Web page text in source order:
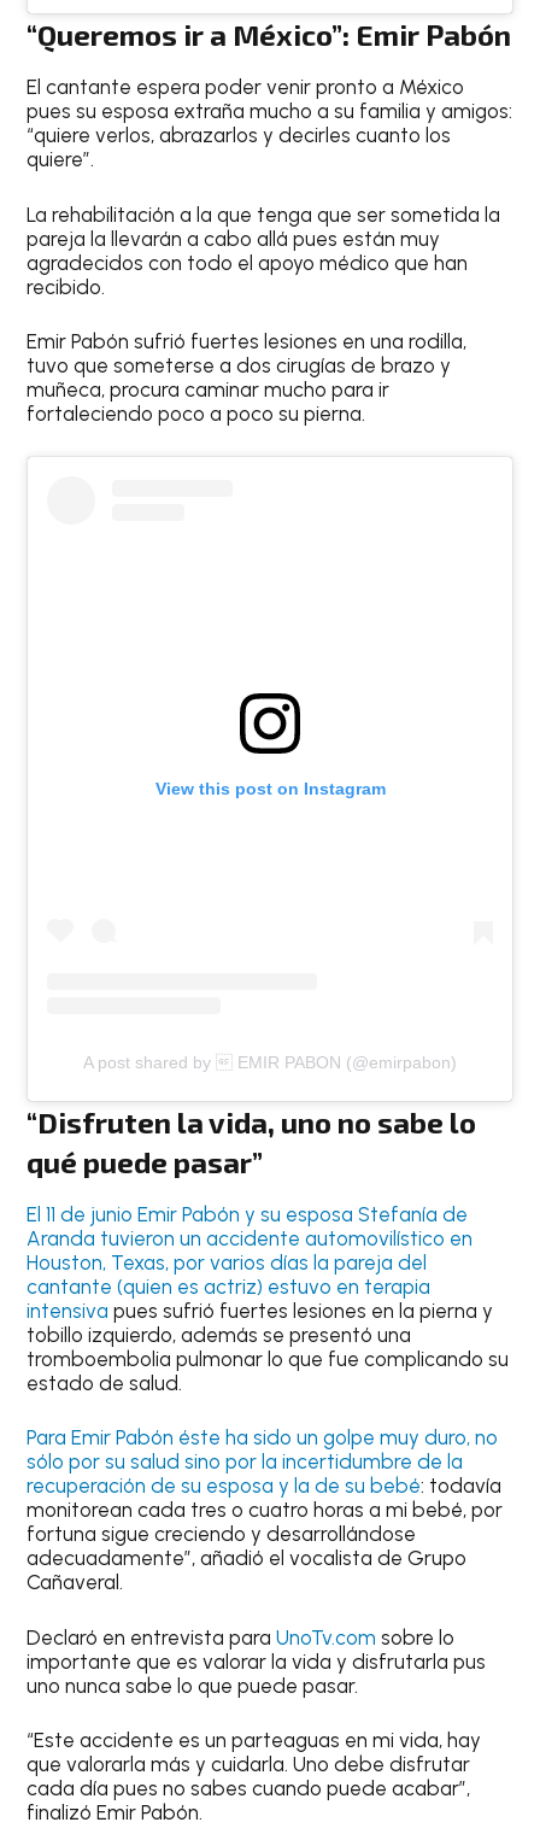
“Queremos ir a México”: Emir Pabón
El cantante espera poder venir pronto a México
pues su esposa extraña mucho a su familia y amigos:
“quiere verlos, abrazarlos y decirles cuanto los
quiere”.
La rehabilitación a la que tenga que ser sometida la
pareja la llevarán a cabo allá pues están muy
agradecidos con todo el apoyo médico que han
recibido.
Emir Pabón sufrió fuertes lesiones en una rodilla,
tuvo que someterse a dos cirugías de brazo y
muñeca, procura caminar mucho para ir
fortaleciendo poco a poco su pierna.
View this post on Instagram
A post shared by  EMIR PABON (@emirpabon)
“Disfruten la vida, uno no sabe lo
qué puede pasar”
El 11 de junio Emir Pabón y su esposa Stefanía de
Aranda tuvieron un accidente automovilístico en
Houston, Texas, por varios días la pareja del
cantante (quien es actriz) estuvo en terapia
intensiva pues sufrió fuertes lesiones en la pierna y
tobillo izquierdo, además se presentó una
tromboembolia pulmonar lo que fue complicando su
estado de salud.
Para Emir Pabón éste ha sido un golpe muy duro, no
sólo por su salud sino por la incertidumbre de la
recuperación de su esposa y la de su bebé: todavía
monitorean cada tres o cuatro horas a mi bebé, por
fortuna sigue creciendo y desarrollándose
adecuadamente”, añadió el vocalista de Grupo
Cañaveral.
Declaró en entrevista paraUnoTv.com sobre lo
importante que es valorar la vida y disfrutarla pus
uno nunca sabe lo que puede pasar.
“Este accidente es un parteaguas en mi vida, hay
que valorarla más y cuidarla. Uno debe disfrutar
cada día pues no sabes cuando puede acabar”,
finalizó Emir Pabón.